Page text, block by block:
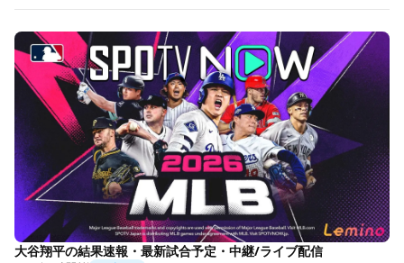
大谷翔平の結果速報・最新試合予定・中継/ライブ配信